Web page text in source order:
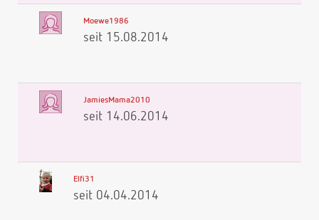
Moewe1986
seit 15.08.2014
JamiesMama2010
seit 14.06.2014
Elfi31
seit 04.04.2014